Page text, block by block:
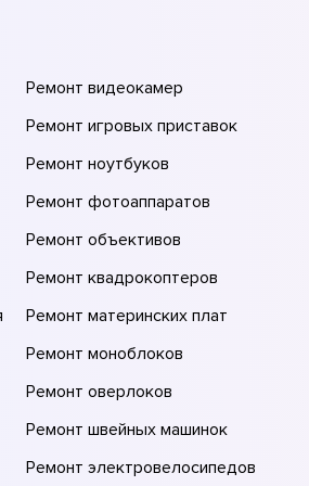
Ремонт видеокамер
Ремонт игровых приставок
Ремонт ноутбуков
Ремонт фотоаппаратов
Ремонт объективов
Ремонт квадрокоптеров
Ремонт материнских плат
Ремонт моноблоков
Ремонт оверлоков
Ремонт швейных машинок
Ремонт электровелосипедов